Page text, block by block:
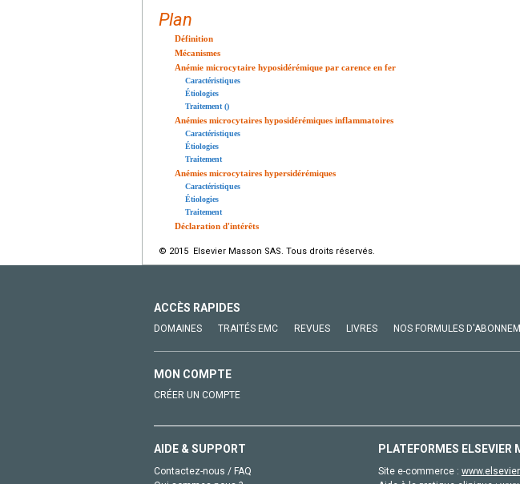
Plan
Définition
Mécanismes
Anémie microcytaire hyposidérémique par carence en fer
Caractéristiques
Étiologies
Traitement ()
Anémies microcytaires hyposidérémiques inflammatoires
Caractéristiques
Étiologies
Traitement
Anémies microcytaires hypersidérémiques
Caractéristiques
Étiologies
Traitement
Déclaration d'intérêts
© 2015 Elsevier Masson SAS. Tous droits réservés.
ACCÈS RAPIDES
DOMAINES TRAITÉS EMC REVUES LIVRES NOS FORMULES
MON COMPTE
CRÉER UN COMPTE
AIDE & SUPPORT
Contactez-nous / FAQ
PLATEFORMES ELSEVIER
Site e-commerce :